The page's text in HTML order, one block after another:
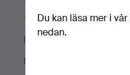
(7)
(4)
(8)
Du kan läsa mer i vår
nedan.